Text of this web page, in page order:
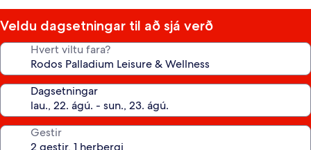
Veldu dagsetningar til að sjá verð
Hvert viltu fara?
Dagsetningar
Gestir